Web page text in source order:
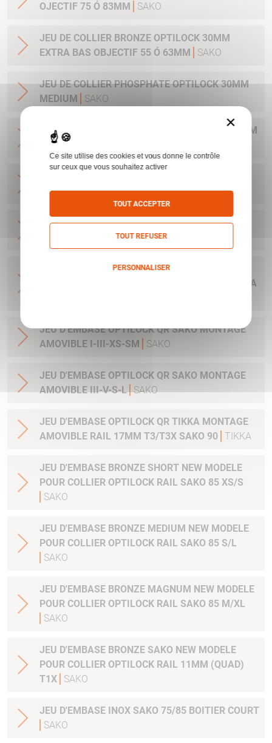
OJECTIF 75 Ó 83MM SAKO
JEU DE COLLIER BRONZE OPTILOCK 30MM
EXTRA BAS OBJECTIF 55 Ó 63MM
SAKO
JEU DE COLLIER PHOSPHATE OPTILOCK 30MM
MEDIUM
SAKO
JEU DE COLLIER PHOSPHATE OPTILOCK 25.4MM
MEDIUM
MONTAGE AMOVIBLE HAUT 25.4MM SAKO
JEU DE COLLIER BRONZE OPTILOCK QR
MONTAGE AMOVIBLE BAS 30MM
JEU DE COLLIER BRONZE OPTILOCK QR
MONTAGE AMOVIBLE BAS 36MM OBJECTIF 71 A
JEU D'EMBASE OPTILOCK QR SAKO MONTAGE
AMOVIBLE I-III-XS-SM
SAKO
JEU D'EMBASE OPTILOCK QR SAKO MONTAGE
AMOVIBLE III-V-S-L SAKO
JEU D'EMBASE OPTILOCK QR TIKKA MONTAGE
AMOVIBLE RAIL 17MM T3/T3X SAKO 90 TIKKA
JEU D'EMBASE BRONZE SHORT NEW MODELE
POUR COLLIER OPTILOCK RAIL SAKO 85 XS/S
SAKO
JEU D'EMBASE BRONZE MEDIUM NEW MODELE
POUR COLLIER OPTILOCK RAIL SAKO 85 S/L
SAKO
JEU D'EMBASE BRONZE MAGNUM NEW MODELE
POUR COLLIER OPTILOCK RAIL SAKO 85 M/XL
SAKO
JEU D'EMBASE BRONZE SAKO NEW MODELE
POUR COLLIER OPTILOCK RAIL 11MM (QUAD)
T1X
SAKO
JEU D'EMBASE INOX SAKO 75/85 BOITIER COURT
SAKO
×
Ce site utilise des cookies et vous donne le contrôle
sur ceux que vous souhaitez activer
TOUT ACCEPTER
TOUT REFUSER
PERSONNALISER